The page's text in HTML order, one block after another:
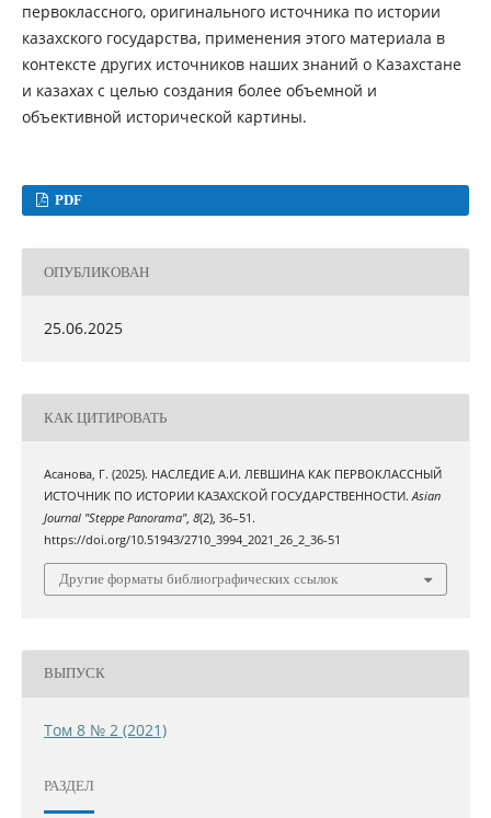
первоклассного, оригинального источника по истории
казахского государства, применения этого материала в
контексте других источников наших знаний о Казахстане
и казахах с целью создания более объемной и
объективной исторической картины.
PDF
ОПУБЛИКОВАН
25.06.2025
КАК ЦИТИРОВАТЬ
Асанова, Г. (2025). НАСЛЕДИЕ А.И. ЛЕВШИНА КАК ПЕРВОКЛАССНЫЙ
ИСТОЧНИК ПО ИСТОРИИ КАЗАХСКОЙ ГОСУДАРСТВЕННОСТИ.Asian
Journal "Steppe Panorama", 8(2), 36–51.
https://doi.org/10.51943/2710_3994_2021_26_2_36-51
Другие форматы библиографических ссылок
ВЫПУСК
Том 8 № 2 (2021)
РАЗДЕЛ